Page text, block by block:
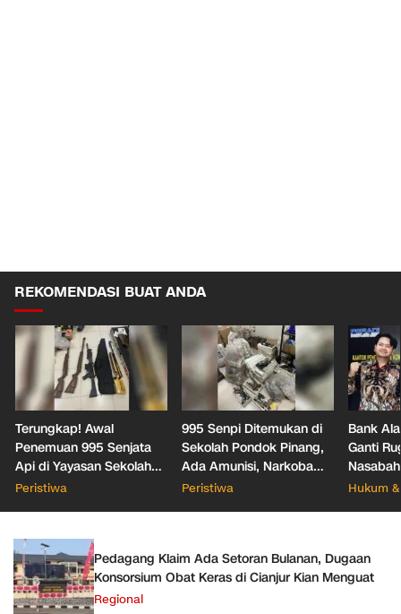
REKOMENDASI BUAT ANDA
Terungkap! Awal
Penemuan 995 Senjata
Api di Yayasan Sekolah
Jaksel
Peristiwa
995 Senpi Ditemukan di
Sekolah Pondok Pinang,
Ada Amunisi, Narkoba
hingga Dugaan Bunker
Peristiwa
Bank
Ganti
Office
Hukum
Pedagang Klaim Ada Setoran Bulanan, Dugaan
Konsorsium Obat Keras di Cianjur Kian Menguat
Regional